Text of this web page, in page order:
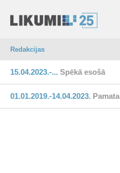
Redakcijas
15.04.2023.-... Spēkā esošā
01.01.2019.-14.04.2023. Pamata